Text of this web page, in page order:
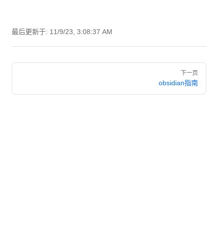
最后更新于: 11/9/23, 3:08:37 AM
Pager
下一页
obsidian指南